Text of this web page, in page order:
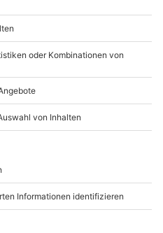
Wolfhundepfleger
Büren
1 Person
69,90 €